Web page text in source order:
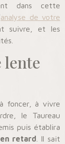
dans cette
analyse de votre
suivre, et les
lente
foncer, à vivre
le Taureau
puis établira
retard . Il sait